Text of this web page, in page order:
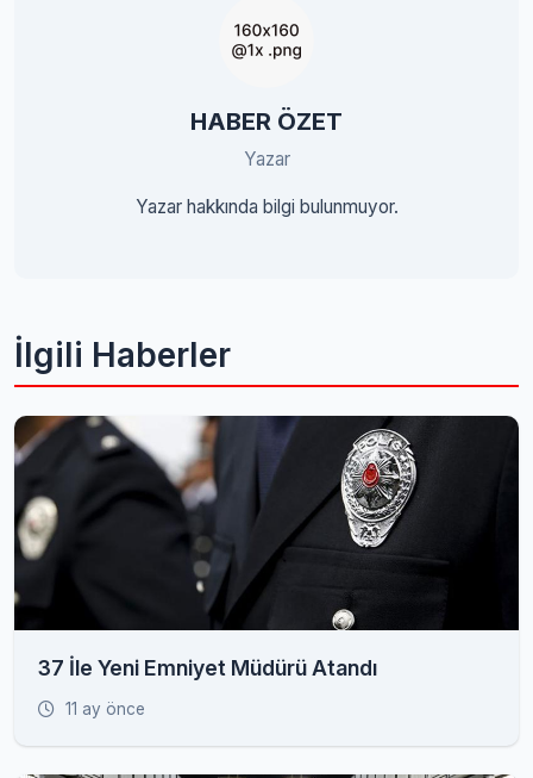
HABER ÖZET
Yazar
Yazar hakkında bilgi bulunmuyor.
İlgili Haberler
37 İle Yeni Emniyet Müdürü Atandı
11 ay önce